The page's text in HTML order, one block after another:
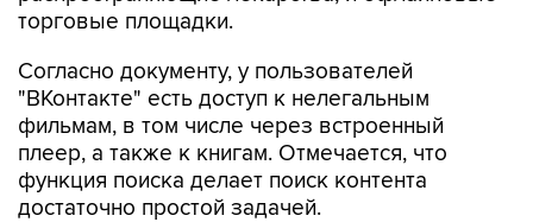
торговые площадки.
Согласно документу, у пользователей
"ВКонтакте" есть доступ к нелегальным
фильмам, в том числе через встроенный
плеер, а также к книгам. Отмечается, что
функция поиска делает поиск контента
достаточно простой задачей.